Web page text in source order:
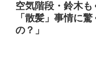
空気階段・鈴木
「散髪」事情に
の？」